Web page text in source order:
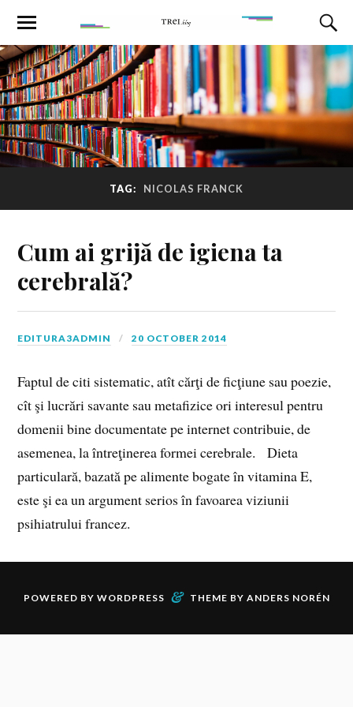
TAG: NICOLAS FRANCK
Cum ai grijă de igiena ta
cerebrală?
EDITURA3ADMIN 20 OCTOBER 2014
Faptul de citi sistematic, atît cărţi de ficţiune sau poezie,
cît şi lucrări savante sau metafizice ori interesul pentru
domenii bine documentate pe internet contribuie, de
asemenea, la întreţinerea formei cerebrale. Dieta
particulară, bazată pe alimente bogate în vitamina E,
este şi ea un argument serios în favoarea viziunii
psihiatrului francez.
POWERED BY WORDPRESS & THEME BY ANDERS NORÉN